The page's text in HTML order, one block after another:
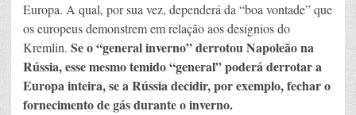
Europa. A qual, por sua vez, dependerá da “boa vontade” que
os europeus demonstrem em relação aos desígnios do
Kremlin. Se o “general inverno” derrotou Napoleão na
Rússia, esse mesmo temido “general” poderá derrotar a
Europa inteira, se a Rússia decidir, por exemplo, fechar o
fornecimento de gás durante o inverno.